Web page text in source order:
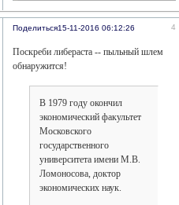
Поделиться 4
15-11-2016 06:12:26
Поскреби либераста -- пыльный шлем
обнаружится!
В 1979 году окончил
экономический факультет
Московского
государственного
университета имени М.В.
Ломоносова, доктор
экономических наук.